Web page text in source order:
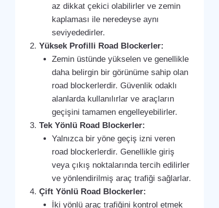
az dikkat çekici olabilirler ve zemin
kaplaması ile neredeyse aynı
seviyededirler.
Yüksek Profilli Road Blockerler:
Zemin üstünde yükselen ve genellikle
daha belirgin bir görünüme sahip olan
road blockerlerdir. Güvenlik odaklı
alanlarda kullanılırlar ve araçların
geçişini tamamen engelleyebilirler.
Tek Yönlü Road Blockerler:
Yalnızca bir yöne geçiş izni veren
road blockerlerdir. Genellikle giriş
veya çıkış noktalarında tercih edilirler
ve yönlendirilmiş araç trafiği sağlarlar.
Çift Yönlü Road Blockerler:
İki yönlü araç trafiğini kontrol etmek